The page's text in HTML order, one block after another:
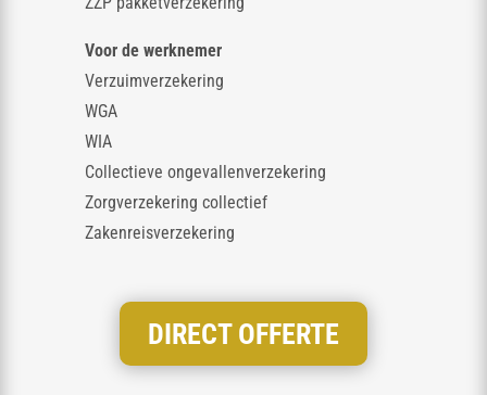
Voor de werknemer
Verzuimverzekering
WGA
WIA
Collectieve ongevallenverzekering
Zorgverzekering collectief
Zakenreisverzekering
DIRECT OFFERTE